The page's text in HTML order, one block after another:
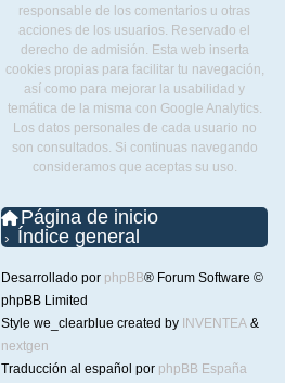
responsable de los comentarios u otras
acciones de los usuarios. Reservado el
derecho de admisión. Esta web inserta
cookies propias para facilitar tu navegación,
así como para mejorar la usabilidad y
temática de la misma con Google Analytics.
Los datos personales de cada usuario no
son consultados. Si continuas navegando
consideramos que aceptas su uso.
Página de inicio
Índice general
Desarrollado por phpBB® Forum Software ©
phpBB Limited
Style we_clearblue created by INVENTEA &
nextgen
Traducción al español por phpBB España